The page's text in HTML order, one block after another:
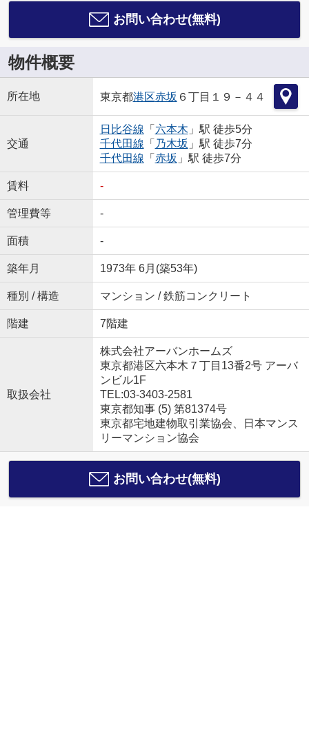
お問い合わせ(無料)
物件概要
所在地 東京都港区赤坂 ６丁目１９－４４
交通
日比谷線 「 六本木 」駅 徒歩5分
千代田線 「 乃木坂 」駅 徒歩7分
千代田線 「 赤坂 」駅 徒歩7分
賃料 -
管理費等 -
面積 -
築年月 1973年 6月(築53年)
種別 / 構造 マンション / 鉄筋コンクリート
階建 7階建
取扱会社
株式会社アーバンホームズ
東京都港区六本木７丁目13番2号 アーバ
ンビル1F
TEL:03-3403-2581
東京都知事 (5) 第81374号
東京都宅地建物取引業協会、日本マンス
リーマンション協会
お問い合わせ(無料)